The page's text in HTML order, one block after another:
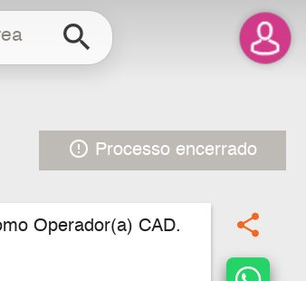
search
error_outline Processo encerrado
Operador(a) CAD.
share